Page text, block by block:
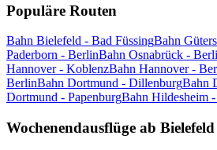
Populäre Routen
Bahn Bielefeld - Bad FüssingBahn
Paderborn - BerlinBahn Osnabrück -
Hannover - KoblenzBahn Hannover -
BerlinBahn Dortmund - DillenburgBahn
Dortmund - PapenburgBahn Hildesheim
Wochenendausflüge ab Bielefeld